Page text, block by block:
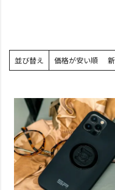
並び替え 価格が安い順